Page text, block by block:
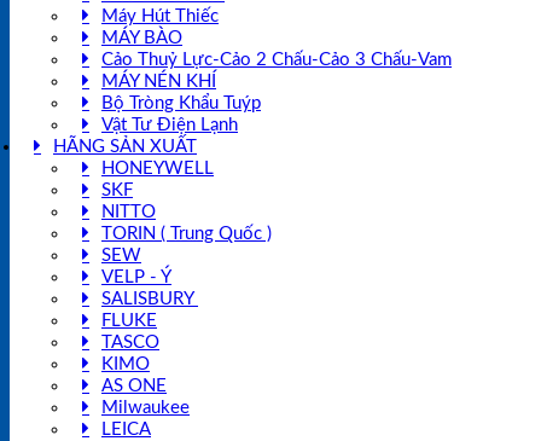
Máy Hút Thiếc
MÁY BÀO
Cảo Thuỷ Lực-Cảo 2 Chấu-Cảo 3 Chấu-Vam
MÁY NÉN KHÍ
Bộ Tròng Khẩu Tuýp
Vật Tư Điện Lạnh
HÃNG SẢN XUẤT
HONEYWELL
SKF
NITTO
TORIN ( Trung Quốc )
SEW
VELP - Ý
SALISBURY
FLUKE
TASCO
KIMO
AS ONE
Milwaukee
LEICA